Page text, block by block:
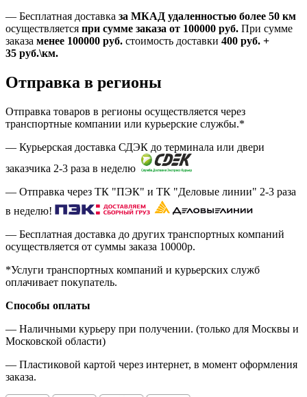
— Бесплатная доставка за МКАД удаленностью более 50 км
осуществляется при сумме заказа от 100000 руб. При сумме
заказа менее 100000 руб. стоимость доставки 400 руб. +
35 руб.\км.
Отправка в регионы
Отправка товаров в регионы осуществляется через
транспортные компании или курьерские службы.*
— Курьерская доставка СДЭК до терминала или двери
заказчика 2-3 раза в неделю
— Отправка через ТК "ПЭК" и ТК "Деловые линии" 2-3 раза
в неделю!
— Бесплатная доставка до других транспортных компаний
осуществляется от суммы заказа 10000р.
*Услуги транспортных компаний и курьерских служб
оплачивает покупатель.
Способы оплаты
— Наличными курьеру при получении. (только для Москвы и
Московской области)
— Пластиковой картой через интернет, в момент оформления
заказа.